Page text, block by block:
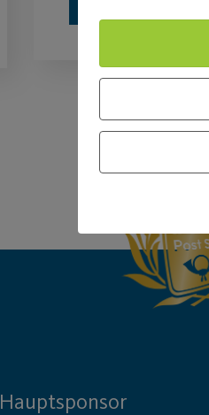
Hauptsponsor